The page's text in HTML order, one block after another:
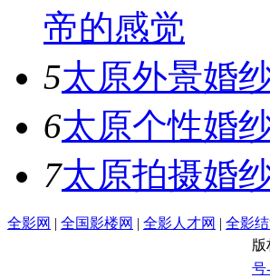
帝的感觉
5太原外景婚
6太原个性婚
7太原拍摄婚
全影网 | 全国影楼网 | 全影人才网 | 全影
版
号